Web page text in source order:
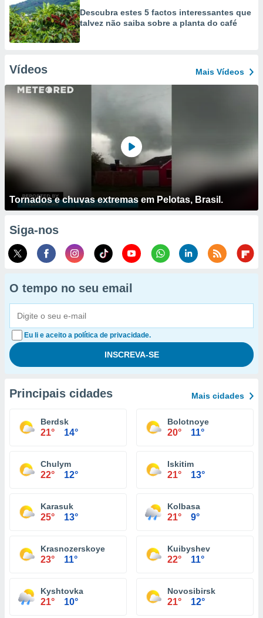
Descubra estes 5 factos interessantes que
talvez não saiba sobre a planta do café
Vídeos Mais Vídeos
Tornados e chuvas extremas em Pelotas, Brasil.
Siga-nos
O tempo no seu email
Eu li e aceito a política de privacidade.
Principais cidades Mais cidades
Berdsk
21° 14°
Bolotnoye
20° 11°
Chulym
22° 12°
Iskitim
21° 13°
Karasuk
25° 13°
Kolbasa
21° 9°
Krasnozerskoye
23° 11°
Kuibyshev
22° 11°
Kyshtovka
21° 10°
Novosibirsk
21° 12°